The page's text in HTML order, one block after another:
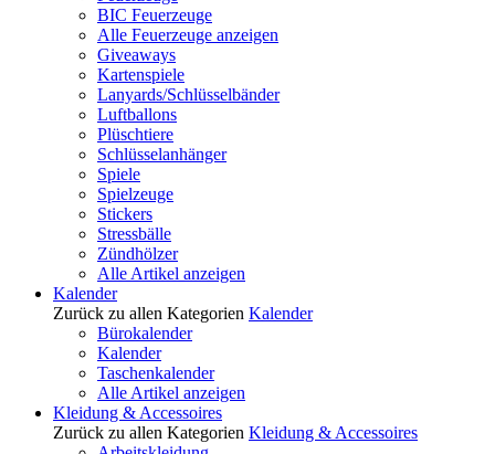
BIC Feuerzeuge
Alle Feuerzeuge anzeigen
Giveaways
Kartenspiele
Lanyards/Schlüsselbänder
Luftballons
Plüschtiere
Schlüsselanhänger
Spiele
Spielzeuge
Stickers
Stressbälle
Zündhölzer
Alle Artikel anzeigen
Kalender
Zurück zu allen Kategorien Kalender
Bürokalender
Kalender
Taschenkalender
Alle Artikel anzeigen
Kleidung & Accessoires
Zurück zu allen Kategorien Kleidung & Accessoires